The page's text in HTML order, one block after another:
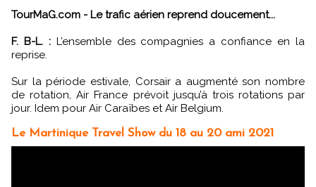
TourMaG.com - Le trafic aérien reprend doucement...
F. B-L. : L’ensemble des compagnies a confiance en la
reprise.
Sur la période estivale, Corsair a augmenté son nombre
de rotation, Air France prévoit jusqu’à trois rotations par
jour. Idem pour Air Caraïbes et Air Belgium.
Le Martinique Travel Show du 18 au 20 ami 2021